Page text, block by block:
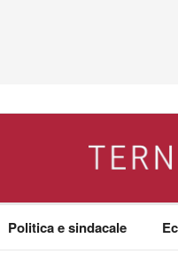
Politica e sindacale